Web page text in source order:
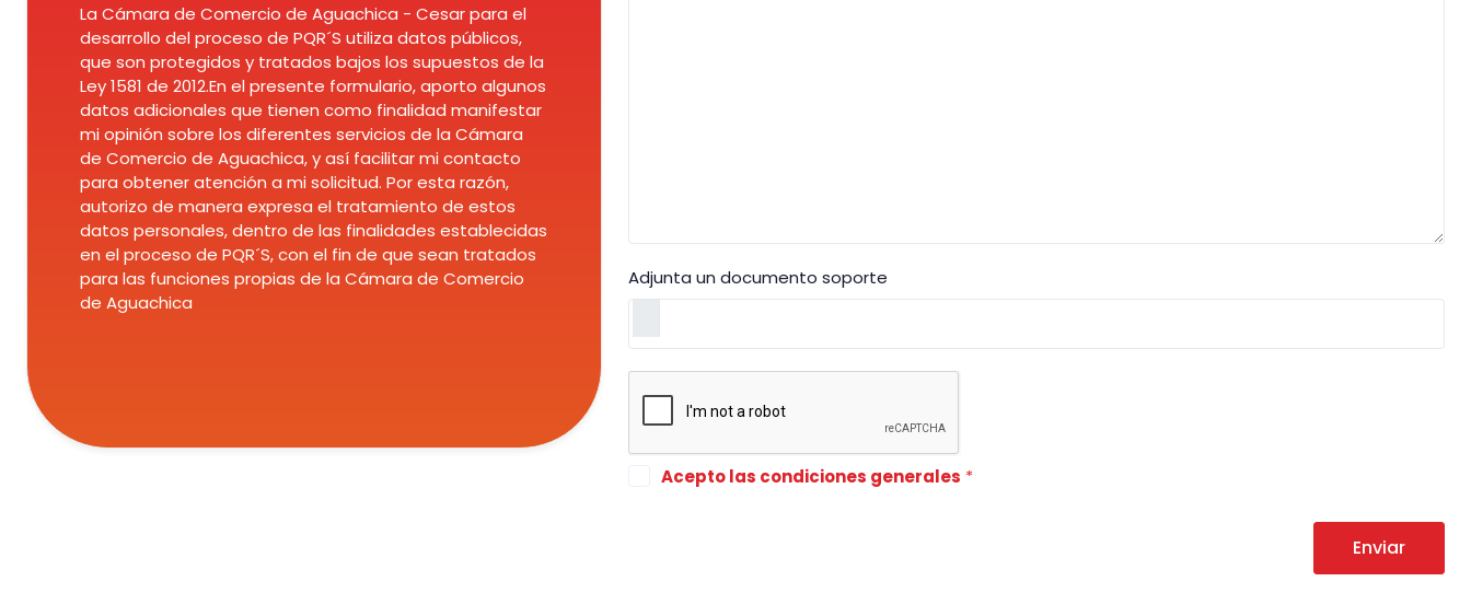
La Cámara de Comercio de Aguachica - Cesar para el
desarrollo del proceso de PQR´S utiliza datos públicos,
que son protegidos y tratados bajos los supuestos de la
Ley 1581 de 2012.En el presente formulario, aporto algunos
datos adicionales que tienen como finalidad manifestar
mi opinión sobre los diferentes servicios de la Cámara
de Comercio de Aguachica, y así facilitar mi contacto
para obtener atención a mi solicitud. Por esta razón,
autorizo de manera expresa el tratamiento de estos
datos personales, dentro de las finalidades establecidas
en el proceso de PQR´S, con el fin de que sean tratados
para las funciones propias de la Cámara de Comercio
de Aguachica
Adjunta un documento soporte
Acepto las condiciones generales *
Enviar